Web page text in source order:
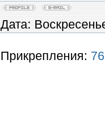
Дата:
Прикрепления: